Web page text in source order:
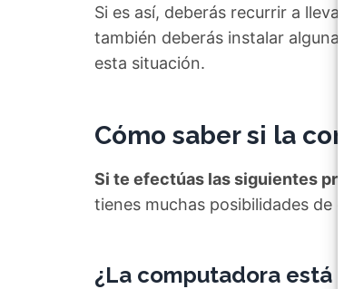
Si es así, deberás recurrir a
también deberás instalar
esta situación.
Cómo saber si la
Si te efectúas las siguientes
tienes muchas posibilidades de
¿La computadora está